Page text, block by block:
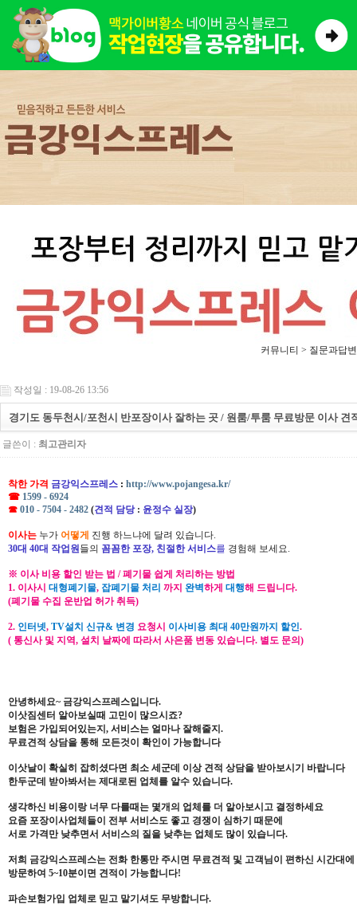
커뮤니티 > 질문과답변
작성일 : 19-08-26 13:56
경기도 동두천시/포천시 반포장이사 잘하는 곳 / 원룸/투룸 무료방문 이사 견
글쓴이 : 최고관리자
착한 가격 금강익스프레스 : http://www.pojangesa.kr/
☎ 1599 - 6924
☎ 010 - 7504 - 2482 (견적 담당 : 윤정수 실장)
이사는 누가 어떻게 진행 하느냐에 달려 있습니다.
30대 40대 작업원들의 꼼꼼한 포장, 친절한 서비스를 경험해 보세요.
※ 이사 비용 할인 받는 법 / 폐기물 쉽게 처리하는 방법
1. 이사시 대형폐기물, 잡폐기물 처리 까지 완벽하게 대행해 드립니다.
(폐기물 수집 운반업 허가 취득)
2. 인터넷, TV설치 신규& 변경 요청시 이사비용 최대 40만원까지 할인.
( 통신사 및 지역, 설치 날짜에 따라서 사은품 변동 있습니다. 별도 문의)
안녕하세요~ 금강익스프레스입니다.
이삿짐센터 알아보실때 고민이 많으시죠?
보험은 가입되어있는지, 서비스는 얼마나 잘해줄지.
무료견적 상담을 통해 모든것이 확인이 가능합니다
이삿날이 확실히 잡히셨다면 최소 세군데 이상 견적 상담을 받아보시기 바랍니다
한두군데 받아봐서는 제대로된 업체를 알수 있습니다.
생각하신 비용이랑 너무 다를때는 몇개의 업체를 더 알아보시고 결정하세요
요즘 포장이사업체들이 전부 서비스도 좋고 경쟁이 심하기 때문에
서로 가격만 낮추면서 서비스의 질을 낮추는 업체도 많이 있습니다.
저희 금강익스프레스는 전화 한통만 주시면 무료견적 및 고객님이 편하신 시간대에
방문하여 5~10분이면 견적이 가능합니다!
파손보험가입 업체로 믿고 맡기셔도 무방합니다.